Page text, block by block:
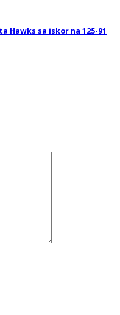
Hawks sa iskor na 125-91